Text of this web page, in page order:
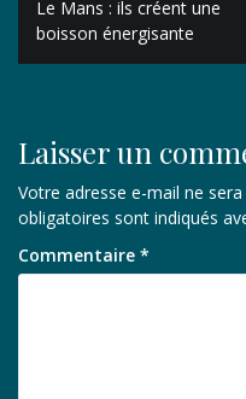
de
l’article
Le Mans : ils créent une
boisson énergisante
Laisser un
Votre adresse e-mail ne sera
obligatoires sont indiqués
Commentaire *